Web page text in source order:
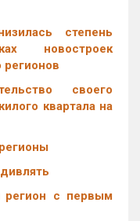
степень
новостроек
регионов
своего
квартала на
регион с первым